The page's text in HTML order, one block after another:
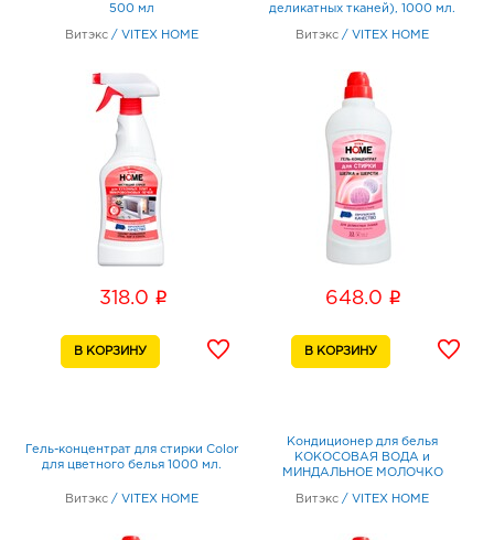
500 мл
Витэкс / VITEX HOME
318.0 i
деликатных тканей), 1000 мл.
Витэкс / VITEX HOME
648.0 i
Гель-концентрат для стирки Color
для цветного белья 1000 мл.
Витэкс / VITEX HOME
Кондиционер для белья
КОКОСОВАЯ ВОДА и
МИНДАЛЬНОЕ МОЛОЧКО
разглаживающими частицами и
мл.
Витэкс / VITEX HOME